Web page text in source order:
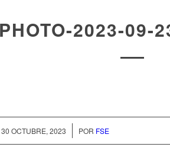
2023-09-
30 OCTUBRE, 2023
/ POR FSE